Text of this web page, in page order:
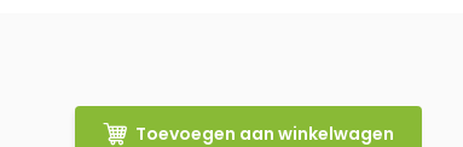
Toevoegen aan winkelwagen